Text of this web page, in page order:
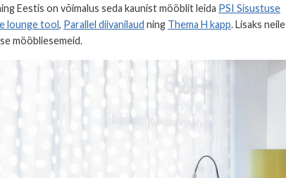
Eestis on võimalus seda kaunist mööblit leida PSI Sisustuse
lounge tool, Parallel diivanilaud ning Thema H kapp. Lisaks neile
mööbliesemeid.